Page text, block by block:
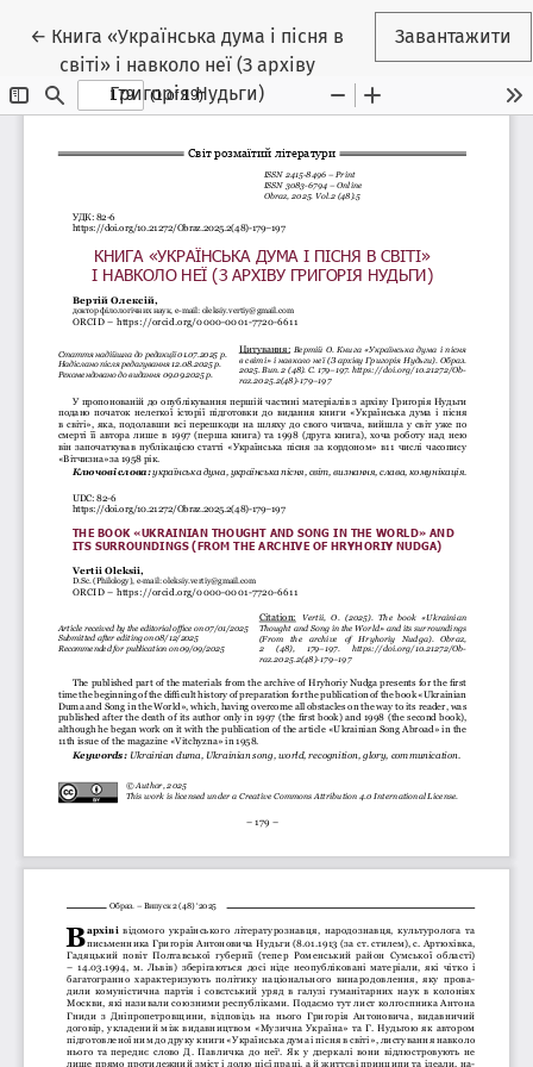
← Повернутися до подробиць статті
Книга «Українська дума і пісня в
світі» і навколо неї (З архіву
Григорія Нудьги)
Завантажити